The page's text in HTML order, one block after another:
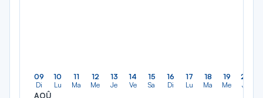
09
Di
AOÛ
10
Lu
11
Ma
12
Me
13
Je
14
Ve
15
Sa
16
Di
17
Lu
18
Ma
19
Me
20
Je